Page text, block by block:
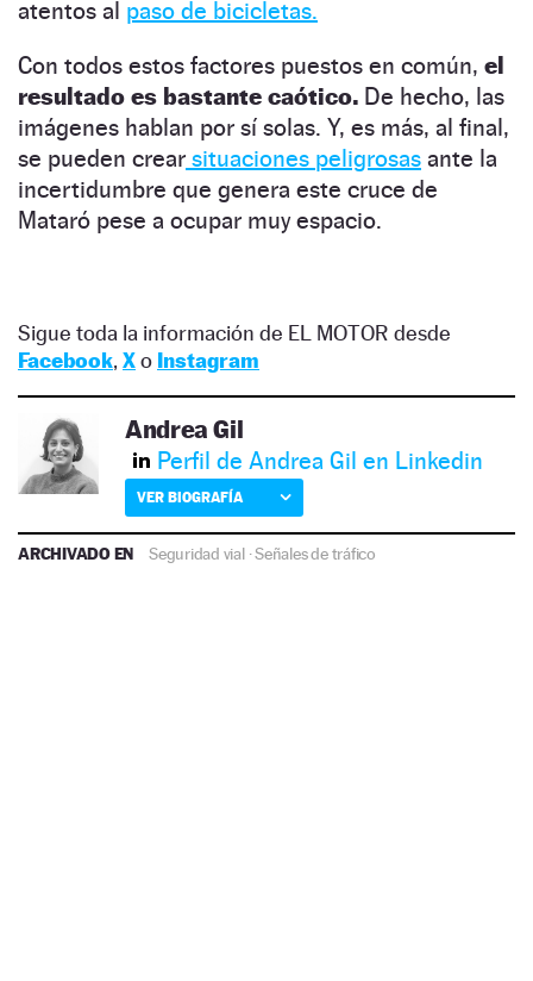
atentos al paso de bicicletas.
Con todos estos factores puestos en común, el
resultado es bastante caótico. De hecho, las
imágenes hablan por sí solas. Y, es más, al final,
se pueden crear situaciones peligrosas ante la
incertidumbre que genera este cruce de
Mataró pese a ocupar muy espacio.
Sigue toda la información de EL MOTOR desde
Facebook, Xo Instagram
Andrea Gil
Perfil de Andrea Gil en Linkedin
VER BIOGRAFÍA
ARCHIVADO EN Seguridad vial·Señales de tráfico